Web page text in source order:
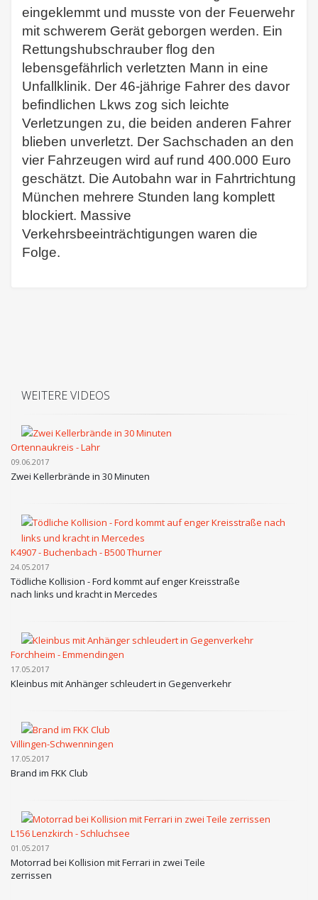
eingeklemmt und musste von der Feuerwehr
mit schwerem Gerät geborgen werden. Ein
Rettungshubschrauber flog den
lebensgefährlich verletzten Mann in eine
Unfallklinik. Der 46-jährige Fahrer des davor
befindlichen Lkws zog sich leichte
Verletzungen zu, die beiden anderen Fahrer
blieben unverletzt. Der Sachschaden an den
vier Fahrzeugen wird auf rund 400.000 Euro
geschätzt. Die Autobahn war in Fahrtrichtung
München mehrere Stunden lang komplett
blockiert. Massive
Verkehrsbeeinträchtigungen waren die
Folge.
WEITERE VIDEOS
Ortennaukreis - Lahr
09.06.2017
Zwei Kellerbrände in 30 Minuten
K4907 - Buchenbach - B500 Thurner
24.05.2017
Tödliche Kollision - Ford kommt auf enger Kreisstraße
nach links und kracht in Mercedes
Forchheim - Emmendingen
17.05.2017
Kleinbus mit Anhänger schleudert in Gegenverkehr
Villingen-Schwenningen
17.05.2017
Brand im FKK Club
L156 Lenzkirch - Schluchsee
01.05.2017
Motorrad bei Kollision mit Ferrari in zwei Teile
zerrissen